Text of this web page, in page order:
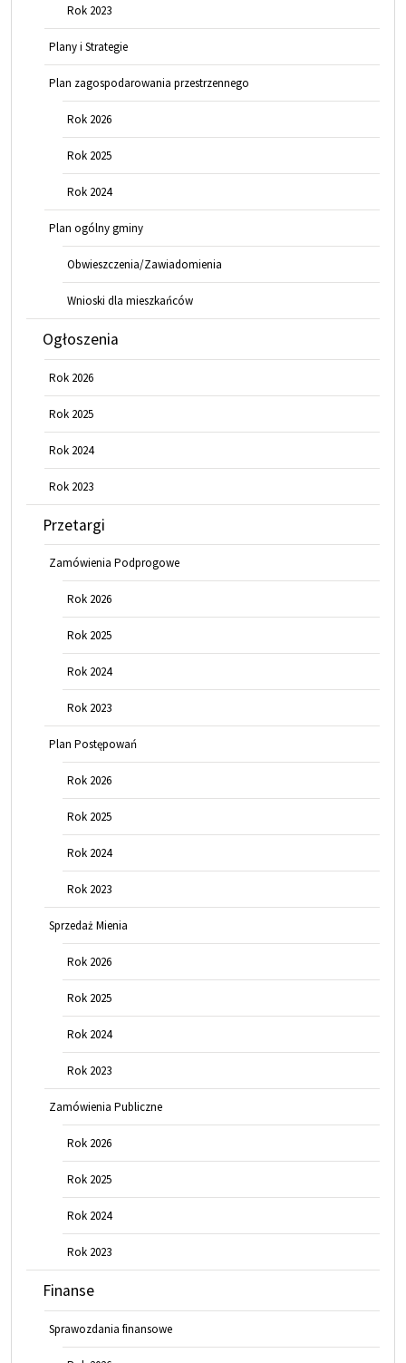
Rok 2023
Plany i Strategie
Plan zagospodarowania przestrzennego
Rok 2026
Rok 2025
Rok 2024
Plan ogólny gminy
Obwieszczenia/Zawiadomienia
Wnioski dla mieszkańców
Ogłoszenia
Rok 2026
Rok 2025
Rok 2024
Rok 2023
Przetargi
Zamówienia Podprogowe
Rok 2026
Rok 2025
Rok 2024
Rok 2023
Plan Postępowań
Rok 2026
Rok 2025
Rok 2024
Rok 2023
Sprzedaż Mienia
Rok 2026
Rok 2025
Rok 2024
Rok 2023
Zamówienia Publiczne
Rok 2026
Rok 2025
Rok 2024
Rok 2023
Finanse
Sprawozdania finansowe